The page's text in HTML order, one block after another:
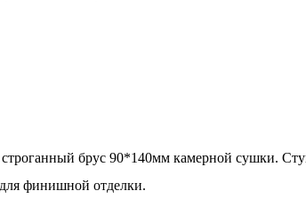
брус 90*140мм камерной сушки.
финишной отделки.